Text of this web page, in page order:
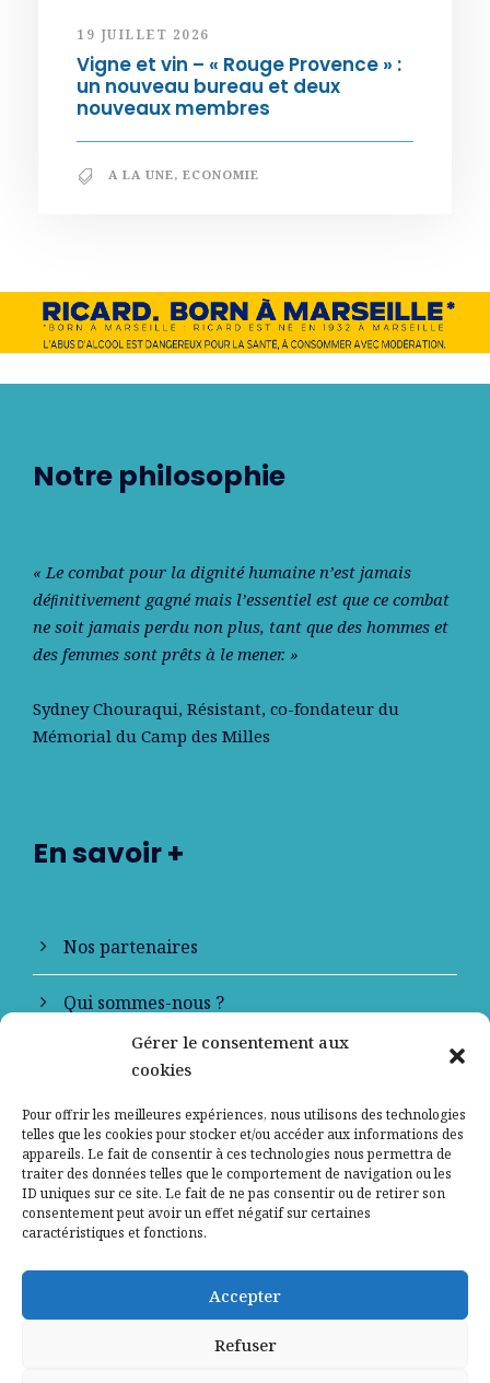
Gérer le consentement aux
cookies
Pour offrir les meilleures expériences, nous utilisons des technologies
telles que les cookies pour stocker et/ou accéder aux informations des
appareils. Le fait de consentir à ces technologies nous permettra de
traiter des données telles que le comportement de navigation ou les
ID uniques sur ce site. Le fait de ne pas consentir ou de retirer son
consentement peut avoir un effet négatif sur certaines
caractéristiques et fonctions.
Accepter
Refuser
19 JUILLET 2026
Vigne et vin – « Rouge Provence » :
un nouveau bureau et deux
nouveaux membres
A LA UNE, ECONOMIE
Notre philosophie
« Le combat pour la dignité humaine n’est jamais
déﬁnitivement gagné mais l’essentiel est que ce combat
ne soit jamais perdu non plus, tant que des hommes et
des femmes sont prêts à le mener. »
Sydney Chouraqui, Résistant, co-fondateur du
Mémorial du Camp des Milles
En savoir +
Nos partenaires
Qui sommes-nous ?
Contactez-nous
Mentions légales
Politique de confidentialité